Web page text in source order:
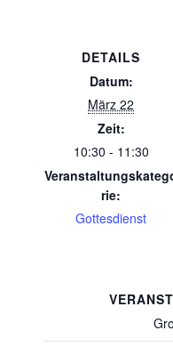
DETAILS
Datum:
März 22
Zeit:
10:30 - 11:30
rie:
Gottesdienst